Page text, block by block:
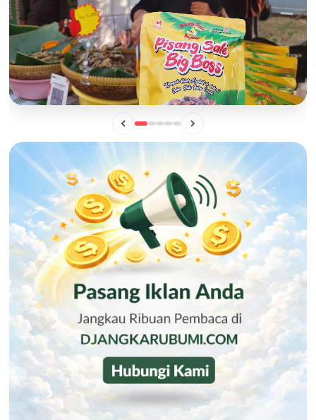
Mengintip Manisnya Peluang Usaha "Pisang Sale Big Boss",
Camilan Lokal yang Siap Naik Kelas